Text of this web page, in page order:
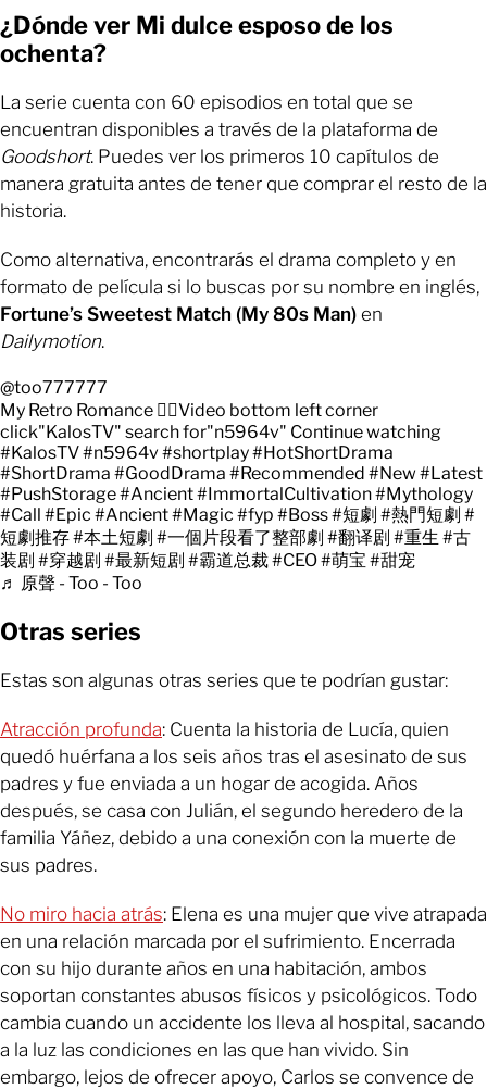
¿Dónde ver Mi dulce esposo de los
ochenta?
La serie cuenta con 60 episodios en total que se
encuentran disponibles a través de la plataforma de
Goodshort. Puedes ver los primeros 10 capítulos de
manera gratuita antes de tener que comprar el resto de la
historia.
Como alternativa, encontrarás el drama completo y en
formato de película si lo buscas por su nombre en inglés,
Fortune’s Sweetest Match (My 80s Man) en
Dailymotion.
@too777777
My Retro Romance 👉🏻Video bottom left corner
click"KalosTV" search for"n5964v" Continue watching
#KalosTV#n5964v#shortplay#HotShortDrama
#ShortDrama #GoodDrama #Recommended #New#Latest
#PushStorage#Ancient#ImmortalCultivation#Mythology
#Call #Epic #Ancient#Magic #fyp #Boss#短劇 #熱門短劇 #
短劇推存#本土短劇 #一個片段看了整部劇 #翻译剧 #重生 #古
装剧 #穿越剧 #最新短剧 #霸道总裁#CEO#萌宝 #甜宠
♬ 原聲 - Too - Too
Otras series
Estas son algunas otras series que te podrían gustar:
Atracción profunda: Cuenta la historia de Lucía, quien
quedó huérfana a los seis años tras el asesinato de sus
padres y fue enviada a un hogar de acogida. Años
después, se casa con Julián, el segundo heredero de la
familia Yáñez, debido a una conexión con la muerte de
sus padres.
No miro hacia atrás: Elena es una mujer que vive atrapada
en una relación marcada por el sufrimiento. Encerrada
con su hijo durante años en una habitación, ambos
soportan constantes abusos físicos y psicológicos. Todo
cambia cuando un accidente los lleva al hospital, sacando
a la luz las condiciones en las que han vivido. Sin
embargo, lejos de ofrecer apoyo, Carlos se convence de